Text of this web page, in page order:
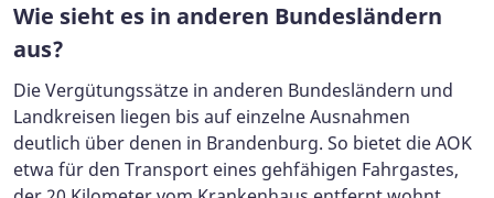
Wie sieht es in anderen Bundesländern
aus?
Die Vergütungssätze in anderen Bundesländern und
Landkreisen liegen bis auf einzelne Ausnahmen
deutlich über denen in Brandenburg. So bietet die AOK
etwa für den Transport eines gehfähigen Fahrgastes,